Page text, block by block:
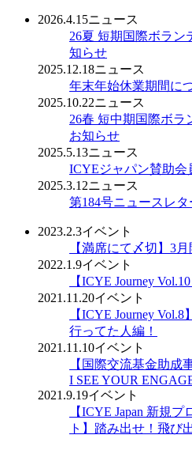
2026.4.15ニュース
26夏 短期国際ボラン
知らせ
2025.12.18ニュース
年末年始休業期間に
2025.10.22ニュース
26春 短中期国際ボラ
お知らせ
2025.5.13ニュース
ICYEジャパン賛助会
2025.3.12ニュース
第184号ニュースレ
2023.2.3イベント
【満席にて〆切】3
2022.1.9イベント
【ICYE Journey
2021.11.20イベント
【ICYE Journey
行ってた人編！
2021.11.10イベント
【国際交流基金助成
I SEE YOUR
2021.9.19イベント
【ICYE Japan 新規
ト】踏み出せ！飛び